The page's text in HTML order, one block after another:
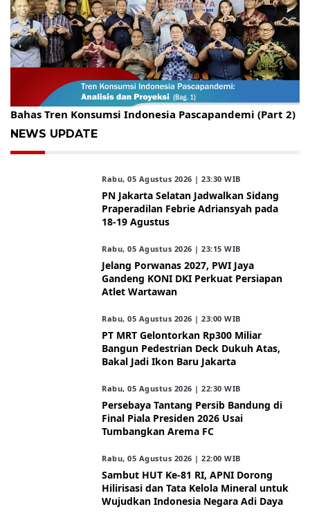
Gelar Kopdar, KBC Jakarta Raya Hadirkan Pakar Ritel
Bahas Tren Konsumsi Indonesia Pascapandemi (Part 2)
NEWS UPDATE
Rabu, 05 Agustus 2026 | 23:30 WIB
PN Jakarta Selatan Jadwalkan Sidang
Praperadilan Febrie Adriansyah pada
18-19 Agustus
Rabu, 05 Agustus 2026 | 23:15 WIB
Jelang Porwanas 2027, PWI Jaya
Gandeng KONI DKI Perkuat Persiapan
Atlet Wartawan
Rabu, 05 Agustus 2026 | 23:00 WIB
PT MRT Gelontorkan Rp300 Miliar
Bangun Pedestrian Deck Dukuh Atas,
Bakal Jadi Ikon Baru Jakarta
Rabu, 05 Agustus 2026 | 22:30 WIB
Persebaya Tantang Persib Bandung di
Final Piala Presiden 2026 Usai
Tumbangkan Arema FC
Rabu, 05 Agustus 2026 | 22:00 WIB
Sambut HUT Ke-81 RI, APNI Dorong
Hilirisasi dan Tata Kelola Mineral untuk
Wujudkan Indonesia Negara Adi Daya